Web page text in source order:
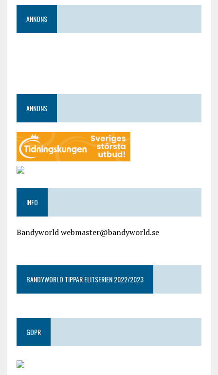
ANNONS
ANNONS
INFO
Bandyworld webmaster@bandyworld.se
BANDYWORLD TIPPAR ELITSERIEN 2022/2023
GDPR